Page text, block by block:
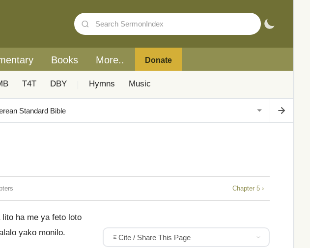
Books More.. Donate
T4T DBY Hymns Music
Chapter 5 ›
lito ha me ya feto loto
yako monilo.
Cite / Share This Page